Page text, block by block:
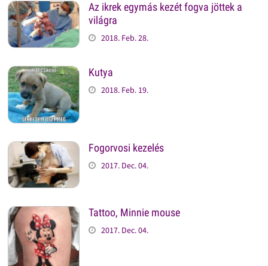
Az ikrek egymás kezét fogva jöttek a
világra
2018. Feb. 28.
Kutya
2018. Feb. 19.
Fogorvosi kezelés
2017. Dec. 04.
Tattoo, Minnie mouse
2017. Dec. 04.